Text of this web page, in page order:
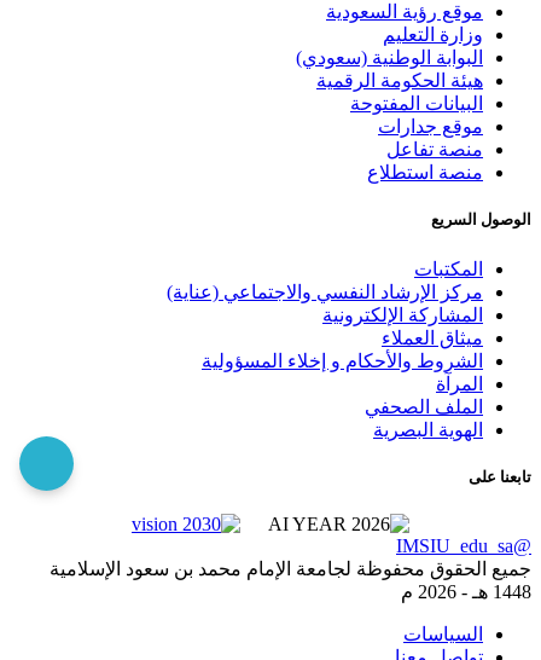
موقع رؤية السعودية
وزارة التعليم
البوابة الوطنية (سعودي)
هيئة الحكومة الرقمية
البيانات المفتوحة
موقع جدارات
منصة تفاعل
منصة استطلاع
الوصول السريع
المكتبات
مركز الإرشاد النفسي والاجتماعي (عناية)
المشاركة الإلكترونية
ميثاق العملاء
الشروط والأحكام و إخلاء المسؤولية
المرآة
الملف الصحفي
الهوية البصرية
تابعنا على
@IMSIU_edu_sa
جميع الحقوق محفوظة لجامعة الإمام محمد بن سعود الإسلامية
1448 هـ -
2026 م
السياسات